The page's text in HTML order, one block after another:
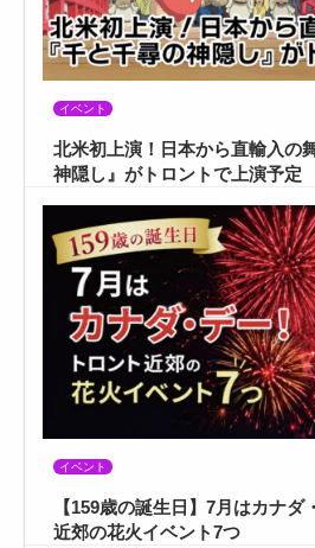
イベント
北米初上演！日本から直輸入の
神隠し』がトロントで上演予定
イベント
【159歳の誕生日】7月はカナダ
近郊の花火イベント7つ